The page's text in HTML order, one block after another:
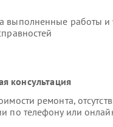
выполненные работы и
консультация
ремонта,
по телефону или